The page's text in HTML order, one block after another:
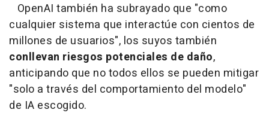
OpenAI también ha subrayado que "como
cualquier sistema que interactúe con cientos de
millones de usuarios", los suyos también
conllevan riesgos potenciales de daño,
anticipando que no todos ellos se pueden mitigar
"solo a través del comportamiento del modelo"
de IA escogido.